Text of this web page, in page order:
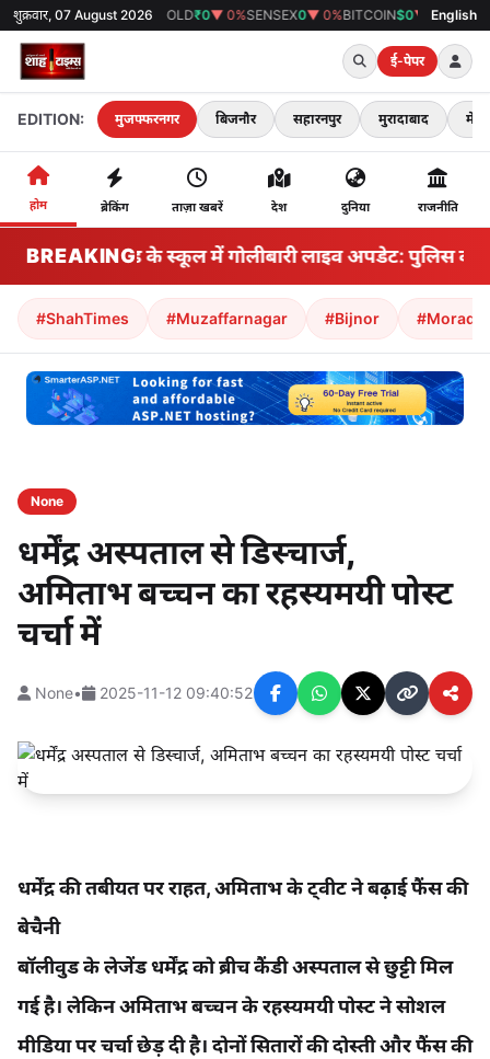
शुक्रवार, 07 August 2026
GOLD₹0▼ 0%SENSEX 0▼ 0%BITCOIN$0▼ 0% 38°C मुजफ्फरनगर
English
ई-पेपर
EDITION: मुजफ्फरनगर बिजनौर सहारनपुर मुरादाबाद मेरठ
होम ब्रेकिंग ताज़ा खबरें देश दुनिया राजनीति
BREAKING
थाईलैंड के स्कूल में गोलीबारी लाइव अपडेट: पुलिस का
#ShahTimes #Muzaffarnagar #Bijnor
None
धर्मेंद्र अस्पताल से डिस्चार्ज,
अमिताभ बच्चन का रहस्यमयी पोस्ट
चर्चा में
None• 2025-11-12 09:40:52
धर्मेंद्र की तबीयत पर राहत, अमिताभ के ट्वीट ने बढ़ाई फैंस की
बेचैनी
बॉलीवुड के लेजेंड धर्मेंद्र को ब्रीच कैंडी अस्पताल से छुट्टी मिल
गई है। लेकिन अमिताभ बच्चन के रहस्यमयी पोस्ट ने सोशल
मीडिया पर चर्चा छेड़ दी है। दोनों सितारों की दोस्ती और फैंस की